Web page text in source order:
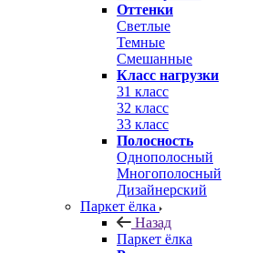
Оттенки
Светлые
Темные
Смешанные
Класс нагрузки
31 класс
32 класс
33 класс
Полосность
Однополосный
Многополосный
Дизайнерский
Паркет ёлка
Назад
Паркет ёлка